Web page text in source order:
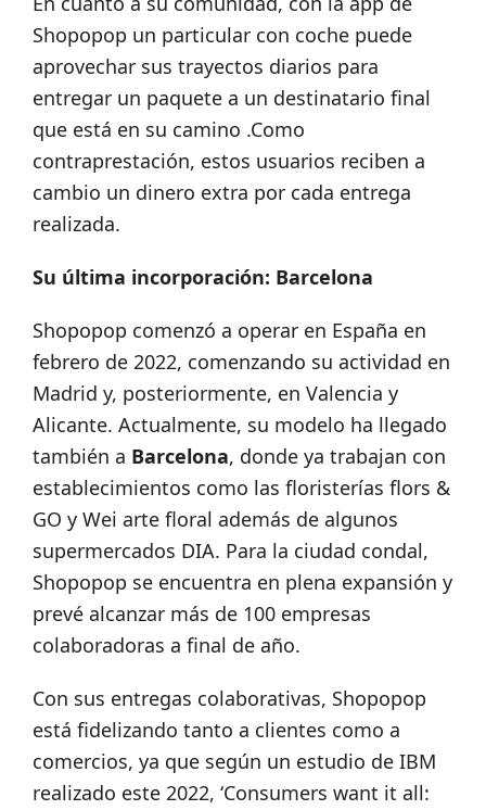
Shopopop un particular con coche puede
aprovechar sus trayectos diarios para
entregar un paquete a un destinatario final
que está en su camino .Como
contraprestación, estos usuarios reciben a
cambio un dinero extra por cada entrega
realizada.
Su última incorporación: Barcelona
Shopopop comenzó a operar en España en
febrero de 2022, comenzando su actividad en
Madrid y, posteriormente, en Valencia y
Alicante. Actualmente, su modelo ha llegado
también a Barcelona, donde ya trabajan con
establecimientos como las floristerías flors &
GO y Wei arte floral además de algunos
supermercados DIA. Para la ciudad condal,
Shopopop se encuentra en plena expansión y
prevé alcanzar más de 100 empresas
colaboradoras a final de año.
Con sus entregas colaborativas, Shopopop
está fidelizando tanto a clientes como a
comercios, ya que según un estudio de IBM
realizado este 2022, ‘Consumers want it all: